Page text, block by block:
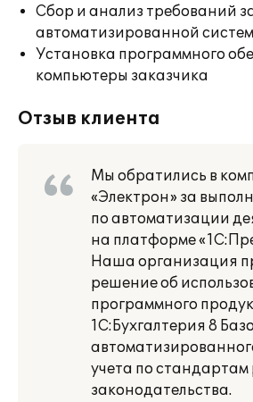
Сбор и анализ требований
автоматизированной
Установка программного
компьютеры заказчика
Отзыв клиента
Мы обратились в
«Электрон» за
по автоматизации
на платформе
Наша организация
решение об
программного
1С:Бухгалтерия 8
учета по стандартам
законодательства.